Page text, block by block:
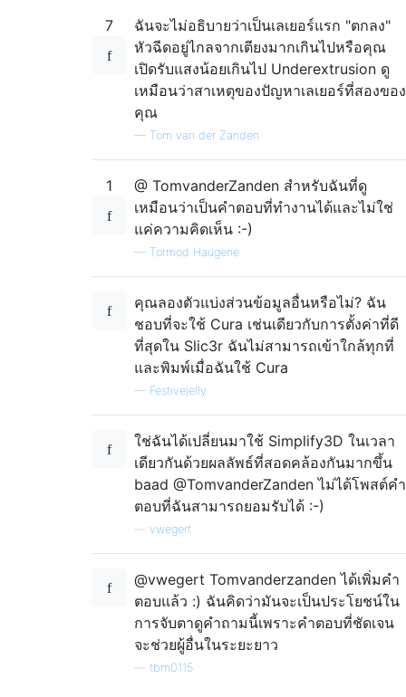
7
ฉันจะไม่อธิบายว่าเป็นเลเยอร์แรก "ตกลง"
หัวฉีดอยู่ไกลจากเตียงมากเกินไปหรือคุณ
เปิดรับแสงน้อยเกินไป Underextrusion ดู
เหมือนว่าสาเหตุของปัญหาเลเยอร์ที่สองของ
คุณ
— Tom van der Zanden
1
@ TomvanderZanden สำหรับฉันที่ดู
เหมือนว่าเป็นคำตอบที่ทำงานได้และไม่ใช่
แค่ความคิดเห็น :-)
— Tormod Haugene
คุณลองตัวแบ่งส่วนข้อมูลอื่นหรือไม่? ฉัน
ชอบที่จะใช้ Cura เช่นเดียวกับการตั้งค่าที่ดี
ที่สุดใน Slic3r ฉันไม่สามารถเข้าใกล้ทุกที่
และพิมพ์เมื่อฉันใช้ Cura
— Festivejelly
ใช่ฉันได้เปลี่ยนมาใช้ Simplify3D ในเวลา
เดียวกันด้วยผลลัพธ์ที่สอดคล้องกันมากขึ้น
baad @TomvanderZanden ไม่ได้โพสต์คำ
ตอบที่ฉันสามารถยอมรับได้ :-)
vwegert
@vwegert Tomvanderzanden ได้เพิ่มคำ
ตอบแล้ว :) ฉันคิดว่ามันจะเป็นประโยชน์ใน
การจับตาดูคำถามนี้เพราะคำตอบที่ชัดเจน
จะช่วยผู้อื่นในระยะยาว
tbm0115